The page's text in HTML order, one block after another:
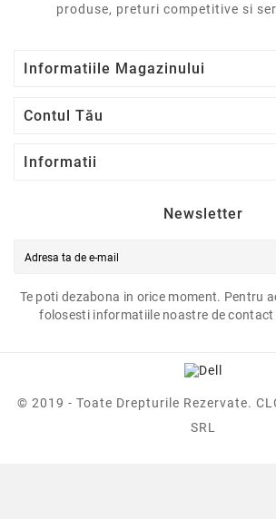
produse, preturi competitive si
Informatiile Magazinului
Contul Tău
Informatii
Newsletter
Te poti dezabona in orice moment. Pentru
folosesti informatiile noastre de contact
© 2019 - Toate Drepturile Rezervate.
SRL